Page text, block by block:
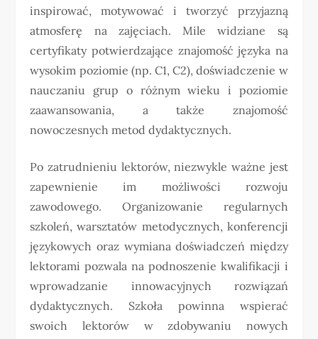
inspirować, motywować i tworzyć przyjazną
atmosferę na zajęciach. Mile widziane są
certyfikaty potwierdzające znajomość języka na
wysokim poziomie (np. C1, C2), doświadczenie w
nauczaniu grup o różnym wieku i poziomie
zaawansowania, a także znajomość
nowoczesnych metod dydaktycznych.
Po zatrudnieniu lektorów, niezwykle ważne jest
zapewnienie im możliwości rozwoju
zawodowego. Organizowanie regularnych
szkoleń, warsztatów metodycznych, konferencji
językowych oraz wymiana doświadczeń między
lektorami pozwala na podnoszenie kwalifikacji i
wprowadzanie innowacyjnych rozwiązań
dydaktycznych. Szkoła powinna wspierać
swoich lektorów w zdobywaniu nowych